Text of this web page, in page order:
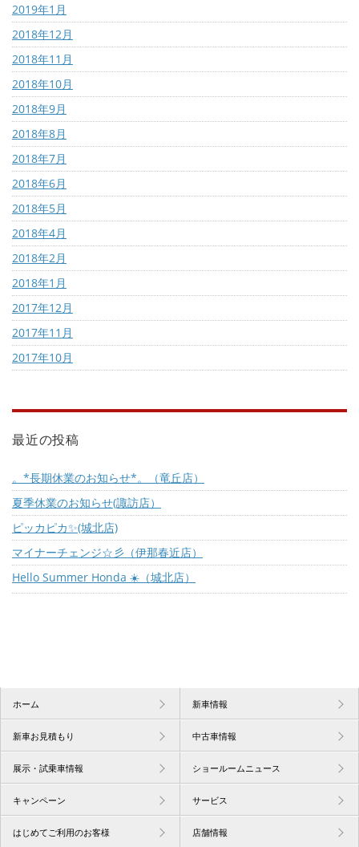
2019年1月
2018年12月
2018年11月
2018年10月
2018年9月
2018年8月
2018年7月
2018年6月
2018年5月
2018年4月
2018年2月
2018年1月
2017年12月
2017年11月
2017年10月
最近の投稿
。*長期休業のお知らせ*。（竜丘店）
夏季休業のお知らせ(諏訪店）
ピッカピカ✨(城北店)
マイナーチェンジ☆彡（伊那春近店）
Hello Summer Honda ☀️（城北店）
ホーム 新車情報
新車お見積もり 中古車情報
展示・試乗車情報 ショールームニュース
キャンペーン サービス
はじめてご利用のお客様 店舗情報